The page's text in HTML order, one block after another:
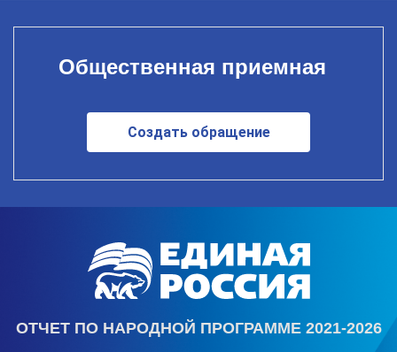
Общественная приемная
Создать обращение
ОТЧЕТ ПО НАРОДНОЙ ПРОГРАММЕ 2021-2026